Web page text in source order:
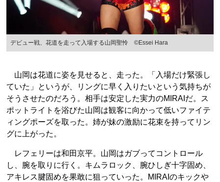
デビュー戦、花道を走って入場する山岡聖怜 ©Essei Hara
山岡は花道に姿を見せると、走った。「入場だけ緊張し
ていた」というが、リングに早く入りたいという気持ちが
そうさせたのだろう。相手は安定した実力のMIRAIだ。ス
ポットライトを浴びた山岡は観客に向かって低いファイテ
ィングポーズを取った。姉が妹の激励に花束を持ってリン
グに上がった。
レフェリーは和田京平。山岡はガブってコントロール
し、腕を取りに行く。キムラロック、腕ひしぎ十字固め、
アキレス腱固めを果敢に狙っていった。MIRAIのキックや